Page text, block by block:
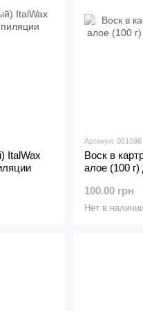
ItalWax
Артикул: 001096
Воск в
алое (100
100.00 грн
Нет в